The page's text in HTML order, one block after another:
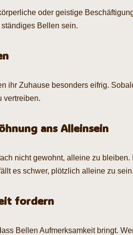
oder geistige
Bellen sein.
ihr Zuhause besonders eifrig.
vertreiben.
ans Alleinsein
nicht gewohnt, alleine zu
es schwer, plötzlich alleine zu sein.
fordern
Bellen Aufmerksamkeit bringt.